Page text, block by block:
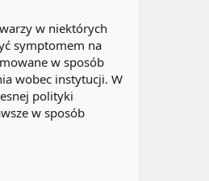
w niektórych
symptomem na
w sposób
wobec instytucji. W
polityki
w sposób